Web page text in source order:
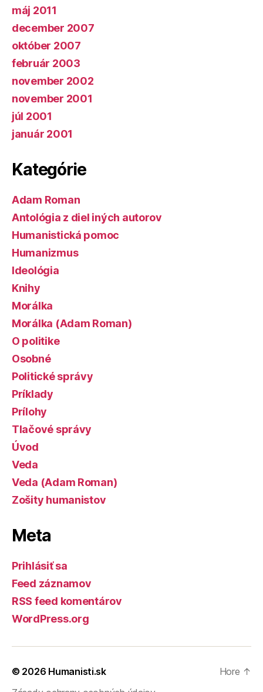
máj 2011
december 2007
október 2007
február 2003
november 2002
november 2001
júl 2001
január 2001
Kategórie
Adam Roman
Antológia z diel iných autorov
Humanistická pomoc
Humanizmus
Ideológia
Knihy
Morálka
Morálka (Adam Roman)
O politike
Osobné
Politické správy
Príklady
Prílohy
Tlačové správy
Úvod
Veda
Veda (Adam Roman)
Zošity humanistov
Meta
Prihlásiť sa
Feed záznamov
RSS feed komentárov
WordPress.org
© 2026 Humanisti.sk
Hore ↑